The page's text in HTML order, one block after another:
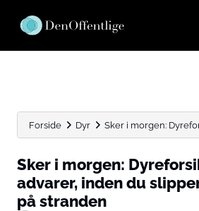
Forside Dyr Sker i morgen:
Sker i morgen:
advarer, inden du
på stranden